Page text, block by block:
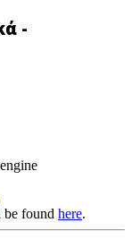
-
be found here.